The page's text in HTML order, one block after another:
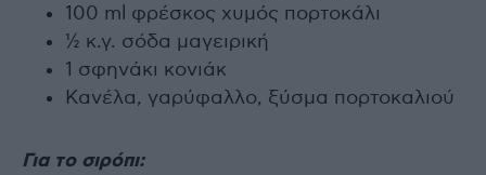
100 ml φρέσκος χυμός πορτοκάλι
½ κ.γ. σόδα μαγειρική
1 σφηνάκι κονιάκ
Κανέλα, γαρύφαλλο, ξύσμα πορτοκαλιού
Για το σιρόπι: